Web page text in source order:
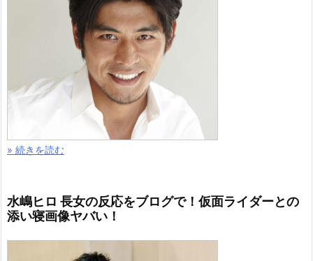
» 続きを読む
水嶋ヒロ 長女の反応をブログで！仮面ライダーとの
添い寝画像ヤバい！